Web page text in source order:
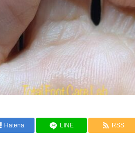
Hatena LINE RSS